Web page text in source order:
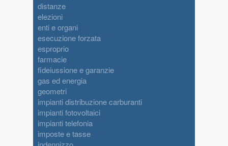
distanze
elezioni
enti e organi
esecuzione forzata
esproprio
farmacie
fideiussione e garanzie
gas ed energia
geometri
impianti distribuzione carburanti
impianti fotovoltaici
impianti telefonia
imposte e tasse